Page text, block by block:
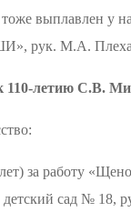
выплавлен у
рук. М.А.
110-летию С.В.
за работу
сад № 18,